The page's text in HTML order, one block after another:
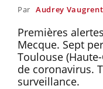
Par Audrey
Premières
Mecque. Sept
Toulouse
de coronavirus.
surveillance.